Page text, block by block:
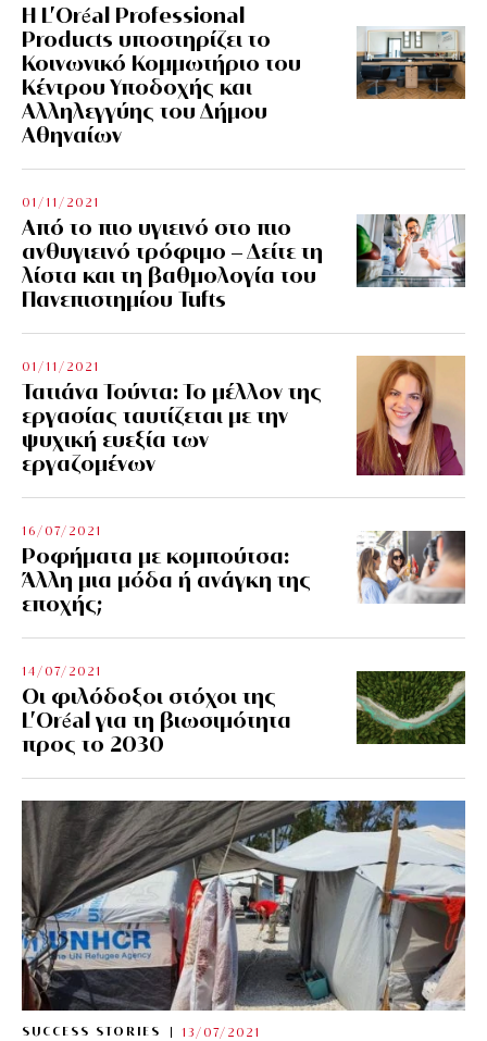
Η L’Οréal Professional
Products υποστηρίζει το
Κοινωνικό Κομμωτήριο του
Κέντρου Υποδοχής και
Αλληλεγγύης του Δήμου
Αθηναίων
01/11/2021
Από το πιο υγιεινό στο πιο
ανθυγιεινό τρόφιμο – Δείτε τη
λίστα και τη βαθμολογία του
Πανεπιστημίου Tufts
01/11/2021
Τατιάνα Τούντα: Το μέλλον της
εργασίας ταυτίζεται με την
ψυχική ευεξία των
εργαζομένων
16/07/2021
Ροφήματα με κομπούτσα:
Άλλη μια μόδα ή ανάγκη της
εποχής;
14/07/2021
Οι φιλόδοξοι στόχοι της
L’Oréal για τη βιωσιμότητα
προς το 2030
SUCCESS STORIES 13/07/2021